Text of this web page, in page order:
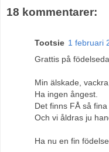
18 kommentarer:
Tootsie 1 februari
Grattis på
Min älskade,
Ha ingen ångest.
Det finns FÅ så
Och vi åldras ju
Ha nu en fin